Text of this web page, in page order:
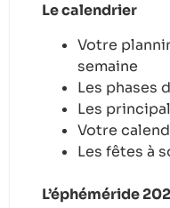
Le calendrier
Votre
semaine
Les phases
Les
Votre
Les fêtes à
L’éphéméride